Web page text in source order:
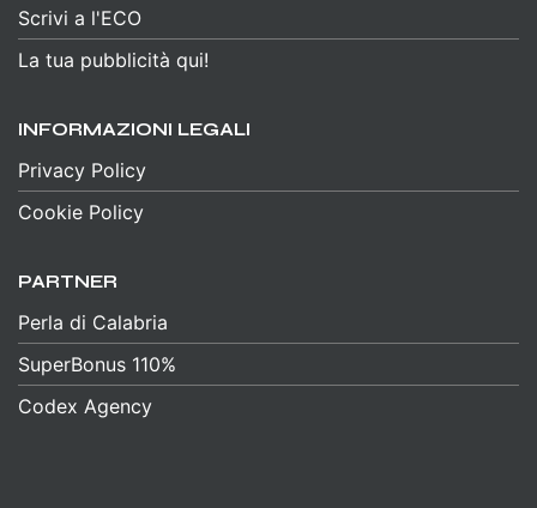
Scrivi a l'ECO
La tua pubblicità qui!
INFORMAZIONI LEGALI
Privacy Policy
Cookie Policy
PARTNER
Perla di Calabria
SuperBonus 110%
Codex Agency